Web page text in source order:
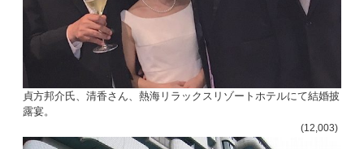
貞方邦介氏、清香さん、熱海リラックスリゾートホテルにて結婚披
露宴。
(12,003)